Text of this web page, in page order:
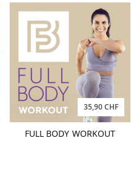
35,90 CHF
FULL BODY WORKOUT